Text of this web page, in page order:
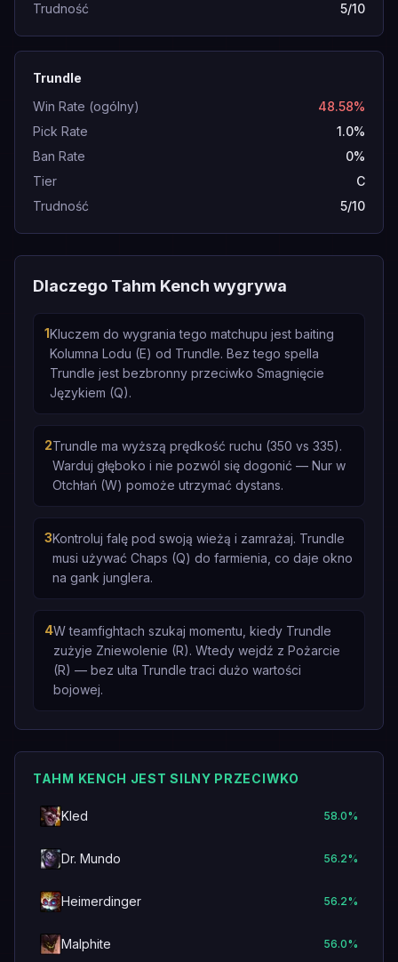
Trudność
5/10
Trundle
Win Rate (ogólny)
48.58%
Pick Rate
1.0%
Ban Rate
0%
Tier
C
Trudność
5/10
Dlaczego Tahm Kench wygrywa
1Kluczem do wygrania tego matchupu jest baiting
Kolumna Lodu (E) od Trundle. Bez tego spella
Trundle jest bezbronny przeciwko Smagnięcie
Językiem (Q).
2Trundle ma wyższą prędkość ruchu (350 vs 335).
Warduj głęboko i nie pozwól się dogonić — Nur w
Otchłań (W) pomoże utrzymać dystans.
3Kontroluj falę pod swoją wieżą i zamrażaj. Trundle
musi używać Chaps (Q) do farmienia, co daje okno
na gank junglera.
4W teamfightach szukaj momentu, kiedy Trundle
zużyje Zniewolenie (R). Wtedy wejdź z Pożarcie
(R) — bez ulta Trundle traci dużo wartości
bojowej.
TAHM KENCH JEST SILNY PRZECIWKO
Kled 58.0%
Dr. Mundo 56.2%
Heimerdinger 56.2%
Malphite 56.0%